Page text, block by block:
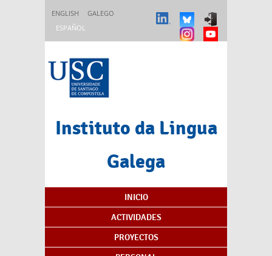
ENGLISH
GALEGO
ESPAÑOL
Instituto da Lingua
Galega
Índice de contenidos
INICIO
ACTIVIDADES
PROYECTOS